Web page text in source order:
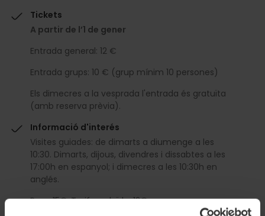
Tickets
A partir de l’1 de gener
Entrada general: 12 €
Entrada grups: 10 € (grup mínim 10 persones)
Els dimecres a la vesprada l'entrada és gratuïta
(amb reserva prèvia).
Informació d'interés
Visites guiades: de dimarts a diumenge a les
10:30. Dimarts, dijous, divendres i dissabtes a les
17:00h en espanyol; i dimecres a les 10:30h en
anglés.
Preu: 15€. Tarifa reduïda: 12€.